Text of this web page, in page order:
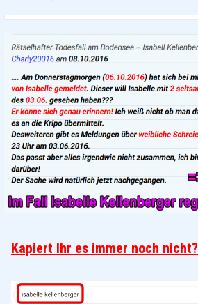
Kapiert Ihr es immer noch nicht?